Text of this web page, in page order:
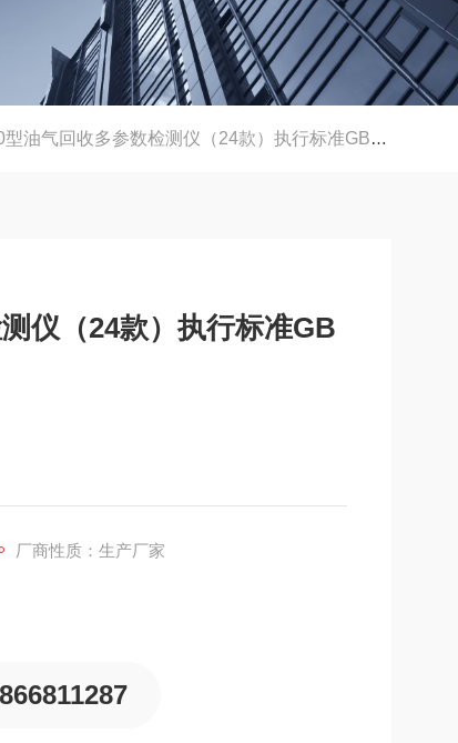
油气回收多参数检测仪（24款）执行标准GB20952-2020
仪（24款）执行标准GB
厂商性质：生产厂家